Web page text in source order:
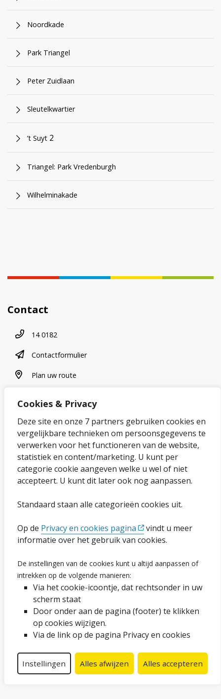
Cookies & Privacy
Deze site en onze 7 partners gebruiken cookies en
vergelijkbare technieken om persoonsgegevens te
verwerken voor het functioneren van de website,
statistiek en content/marketing. U kunt per
categorie cookie aangeven welke u wel of niet
accepteert. U kunt dit later ook nog aanpassen.
Standaard staan alle categorieën cookies uit.
Op de Privacy en cookies pagina
vindt u meer
informatie over het gebruik van cookies.
De instellingen van de cookies kunt u altijd aanpassen of
intrekken op de volgende manieren:
Via het cookie-icoontje, dat rechtsonder in uw
scherm staat
Door onder aan de pagina (footer) te klikken
op cookies wijzigen.
Via de link op de pagina Privacy en cookies
Instellingen Alles afwijzen Alles accepteren
Noordkade
Park Triangel
Peter Zuidlaan
Sleutelkwartier
’t Suyt 2
Triangel: Park Vredenburgh
Wilhelminakade
Contact
Telefoonnummer
14 0182
contactformulier
Contactformulier
plan uw route
Plan uw route
Over onze website
Sitemap
Privacybeleid en cookies
Cookies wijzigen
Ga naar de pagina
Proclaimer en copyright
Webarchief
Volg ons op social media
Facebook
LinkedInInstagram
YouTube